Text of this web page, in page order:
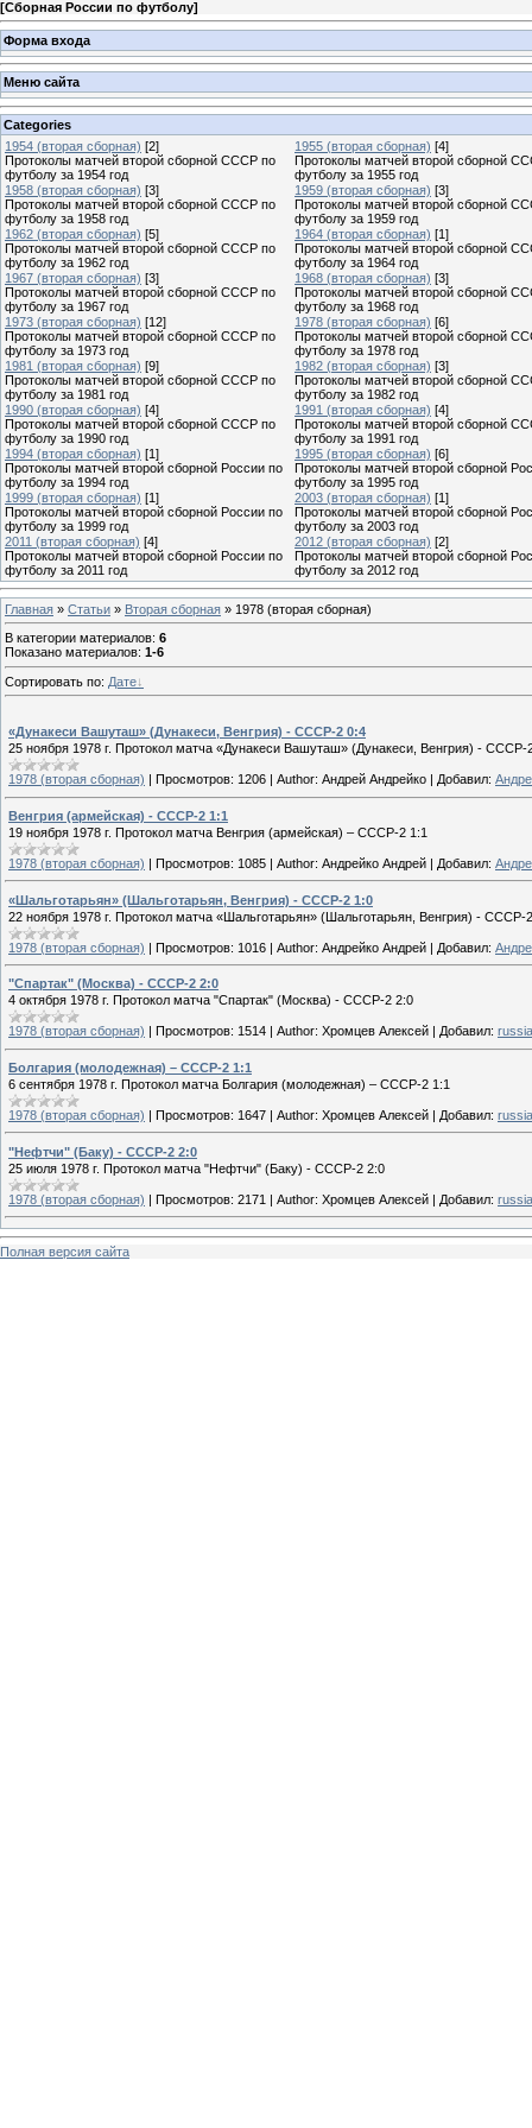
[Сборная России по футболу]
Форма входа
Меню сайта
Categories
1954 (вторая сборная) [2]
Протоколы матчей второй сборной СССР по
футболу за 1954 год
1955 (вторая сборная) [4]
Протоколы матчей второй сборной
футболу за 1955 год
1958 (вторая сборная) [3]
Протоколы матчей второй сборной СССР по
футболу за 1958 год
1959 (вторая сборная) [3]
Протоколы матчей второй сборной
футболу за 1959 год
1962 (вторая сборная) [5]
Протоколы матчей второй сборной СССР по
футболу за 1962 год
1964 (вторая сборная) [1]
Протоколы матчей второй сборной
футболу за 1964 год
1967 (вторая сборная) [3]
Протоколы матчей второй сборной СССР по
футболу за 1967 год
1968 (вторая сборная) [3]
Протоколы матчей второй сборной
футболу за 1968 год
1973 (вторая сборная) [12]
Протоколы матчей второй сборной СССР по
футболу за 1973 год
1978 (вторая сборная) [6]
Протоколы матчей второй сборной
футболу за 1978 год
1981 (вторая сборная) [9]
Протоколы матчей второй сборной СССР по
футболу за 1981 год
1982 (вторая сборная) [3]
Протоколы матчей второй сборной
футболу за 1982 год
1990 (вторая сборная) [4]
Протоколы матчей второй сборной СССР по
футболу за 1990 год
1991 (вторая сборная) [4]
Протоколы матчей второй сборной
футболу за 1991 год
1994 (вторая сборная) [1]
Протоколы матчей второй сборной России по
футболу за 1994 год
1995 (вторая сборная) [6]
Протоколы матчей второй сборной
футболу за 1995 год
1999 (вторая сборная) [1]
Протоколы матчей второй сборной России по
футболу за 1999 год
2003 (вторая сборная) [1]
Протоколы матчей второй сборной
футболу за 2003 год
2011 (вторая сборная) [4]
Протоколы матчей второй сборной России по
футболу за 2011 год
2012 (вторая сборная) [2]
Протоколы матчей второй сборной
футболу за 2012 год
Главная » Статьи » Вторая сборная » 1978 (вторая сборная)
В категории материалов: 6
Показано материалов: 1-6
Сортировать по: Дате
«Дунакеси Вашуташ» (Дунакеси, Венгрия) - СССР-2 0:4
25 ноября 1978 г. Протокол матча «Дунакеси Вашуташ» (Дунакеси, Венгрия) - СССР-
1978 (вторая сборная) Просмотров: 1206 Author: Андрей Андрейко Добавил:
Венгрия (армейская) - СССР-2 1:1
19 ноября 1978 г. Протокол матча Венгрия (армейская) – СССР-2 1:1
1978 (вторая сборная) | Просмотров: 1085 | Author: Андрейко Андрей | Добавил:
«Шальготарьян» (Шальготарьян, Венгрия) - СССР-2 1:0
22 ноября 1978 г. Протокол матча «Шальготарьян» (Шальготарьян, Венгрия) - СССР-
1978 (вторая сборная) | Просмотров: 1016 | Author: Андрейко Андрей | Добавил:
"Спартак" (Москва) - СССР-2 2:0
4 октября 1978 г. Протокол матча "Спартак" (Москва) - СССР-2 2:0
1978 (вторая сборная) Просмотров: 1514 Author: Хромцев Алексей Добавил:
Болгария (молодежная) – СССР-2 1:1
6 сентября 1978 г. Протокол матча Болгария (молодежная) – СССР-2 1:1
1978 (вторая сборная) | Просмотров: 1647 | Author: Хромцев Алексей | Добавил:
"Нефтчи" (Баку) - СССР-2 2:0
25 июля 1978 г. Протокол матча "Нефтчи" (Баку) - СССР-2 2:0
1978 (вторая сборная) | Просмотров: 2171 | Author: Хромцев Алексей | Добавил:
Полная версия сайта